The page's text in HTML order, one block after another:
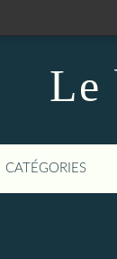
Le
CATÉGORIES